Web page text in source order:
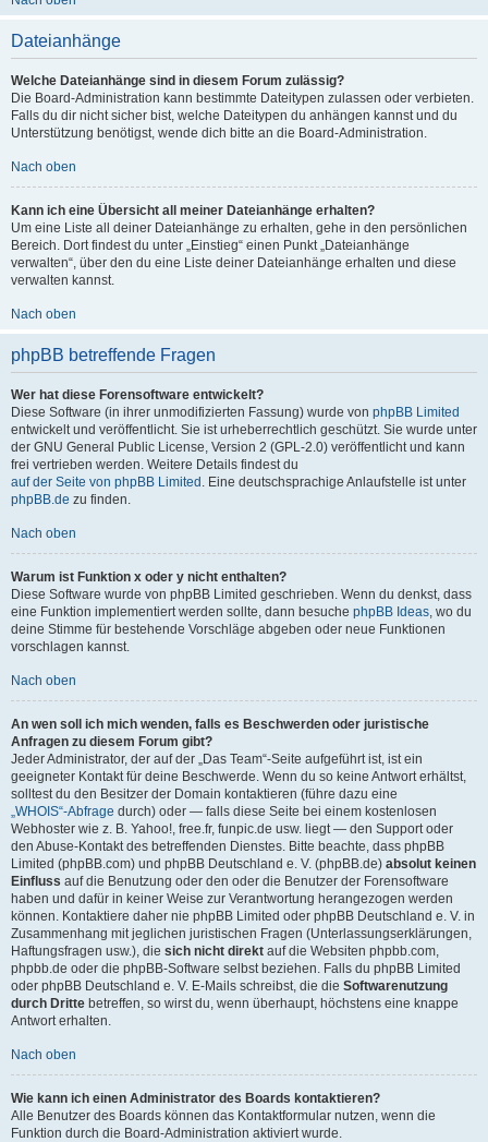
Dateianhänge
Welche Dateianhänge sind in diesem Forum zulässig?
Die Board-Administration kann bestimmte Dateitypen zulassen oder verbieten.
Falls du dir nicht sicher bist, welche Dateitypen du anhängen kannst und du
Unterstützung benötigst, wende dich bitte an die Board-Administration.
Nach oben
Kann ich eine Übersicht all meiner Dateianhänge erhalten?
Um eine Liste all deiner Dateianhänge zu erhalten, gehe in den persönlichen
Bereich. Dort findest du unter „Einstieg“ einen Punkt „Dateianhänge
verwalten“, über den du eine Liste deiner Dateianhänge erhalten und diese
verwalten kannst.
Nach oben
phpBB betreffende Fragen
Wer hat diese Forensoftware entwickelt?
Diese Software (in ihrer unmodifizierten Fassung) wurde von phpBB Limited
entwickelt und veröffentlicht. Sie ist urheberrechtlich geschützt. Sie wurde unter
der GNU General Public License, Version 2 (GPL-2.0) veröffentlicht und kann
frei vertrieben werden. Weitere Details findest du
auf der Seite von phpBB Limited . Eine deutschsprachige Anlaufstelle ist unter
phpBB.de zu finden.
Nach oben
Warum ist Funktion x oder y nicht enthalten?
Diese Software wurde von phpBB Limited geschrieben. Wenn du denkst, dass
eine Funktion implementiert werden sollte, dann besuche phpBB Ideas , wo du
deine Stimme für bestehende Vorschläge abgeben oder neue Funktionen
vorschlagen kannst.
Nach oben
An wen soll ich mich wenden, falls es Beschwerden oder juristische
Anfragen zu diesem Forum gibt?
Jeder Administrator, der auf der „Das Team“-Seite aufgeführt ist, ist ein
geeigneter Kontakt für deine Beschwerde. Wenn du so keine Antwort erhältst,
solltest du den Besitzer der Domain kontaktieren (führe dazu eine
„WHOIS“-Abfrage durch) oder — falls diese Seite bei einem kostenlosen
Webhoster wie z. B. Yahoo!, free.fr, funpic.de usw. liegt — den Support oder
den Abuse-Kontakt des betreffenden Dienstes. Bitte beachte, dass phpBB
Limited (phpBB.com) und phpBB Deutschland e. V. (phpBB.de) absolut keinen
Einfluss auf die Benutzung oder den oder die Benutzer der Forensoftware
haben und dafür in keiner Weise zur Verantwortung herangezogen werden
können. Kontaktiere daher nie phpBB Limited oder phpBB Deutschland e. V. in
Zusammenhang mit jeglichen juristischen Fragen (Unterlassungserklärungen,
Haftungsfragen usw.), die sich nicht direkt auf die Websiten phpbb.com,
phpbb.de oder die phpBB-Software selbst beziehen. Falls du phpBB Limited
oder phpBB Deutschland e. V. E-Mails schreibst, die die Softwarenutzung
durch Dritte betreffen, so wirst du, wenn überhaupt, höchstens eine knappe
Antwort erhalten.
Nach oben
Wie kann ich einen Administrator des Boards kontaktieren?
Alle Benutzer des Boards können das Kontaktformular nutzen, wenn die
Funktion durch die Board-Administration aktiviert wurde.